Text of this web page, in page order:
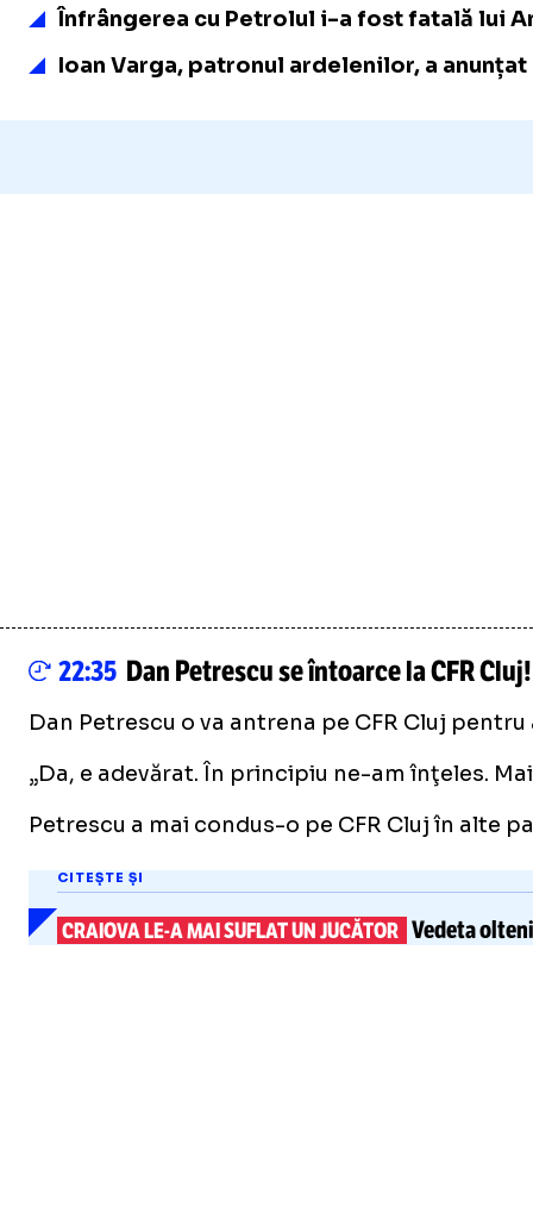
Înfrângerea cu Petrolul i-a fost fatală lui
Ioan Varga, patronul ardelenilor, a
22:35 Dan Petrescu se întoarce la CFR Cluj!
Dan Petrescu o va antrena pe CFR Cluj
„Da, e adevărat. În principiu ne-am înţeles.
Petrescu a mai condus-o pe CFR Cluj în alte
CITEȘTE ȘI
CRAIOVALE-AMAI SUFLAT UN JUCĂTOR Vedeta